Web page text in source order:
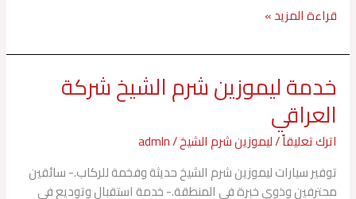
قراءة المزيد »
خدمة ليموزين شرم الشيخ شركة
العراقي
اترك تعليقاً/ليموزين شرم الشيخ/
admln
توفير سيارات ليموزين شرم الشيخ حديثة وفخمة للركاب.- سائقين
محترفين وذوي خبرة في المنطقة.- خدمة استقبال وتوديع في
خدمة
ليموزين
شرم
الشيخ
العراقي